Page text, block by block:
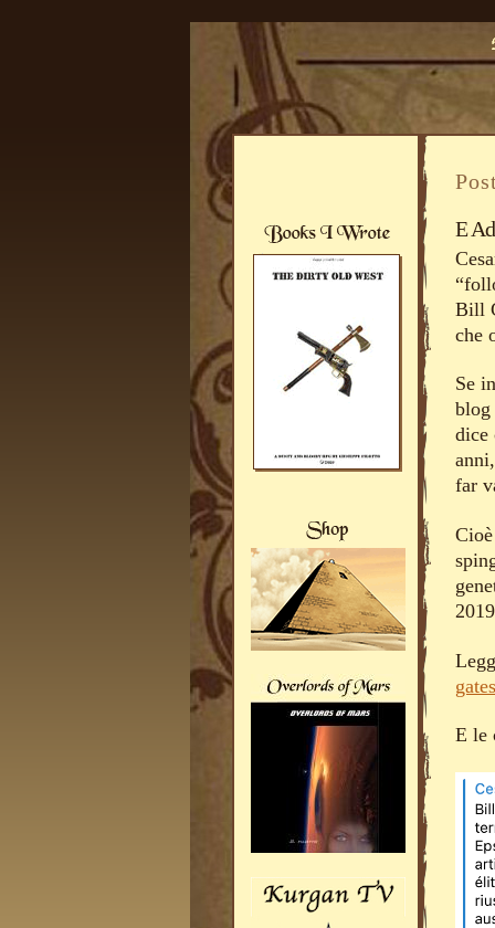
E
Bill
che
Se
blog
dice
far
E le